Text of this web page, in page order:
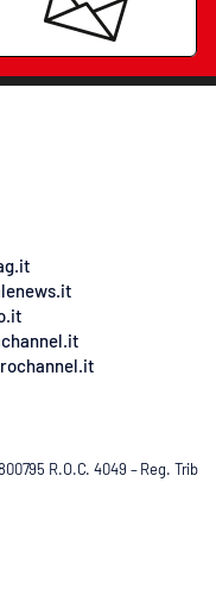
R.O.C. 4049 – Reg. Trib